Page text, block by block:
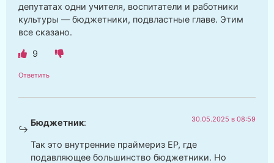
депутатах одни учителя, воспитатели и работники
культуры — бюджетники, подвластные главе. Этим
все сказано.
9
Ответить
Бюджетник: 30.05.2025 в 08:59
Так это внутренние праймериз ЕР, где
подавляющее большинство бюджетники. Но